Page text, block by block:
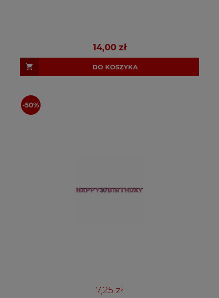
14,00 zł
DO KOSZYKA
7,25 zł